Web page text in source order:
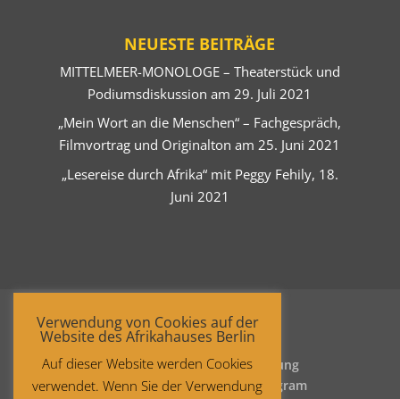
NEUESTE BEITRÄGE
MITTELMEER-MONOLOGE – Theaterstück und
Podiumsdiskussion am 29. Juli 2021
„Mein Wort an die Menschen“ – Fachgespräch,
Filmvortrag und Originalton am 25. Juni 2021
„Lesereise durch Afrika“ mit Peggy Fehily, 18.
Juni 2021
Startseite
Datenschutzerklärung
Impressum
Facebook Instagram
Verwendung von Cookies auf der
Website des Afrikahauses Berlin
Auf dieser Website werden Cookies
verwendet. Wenn Sie der Verwendung